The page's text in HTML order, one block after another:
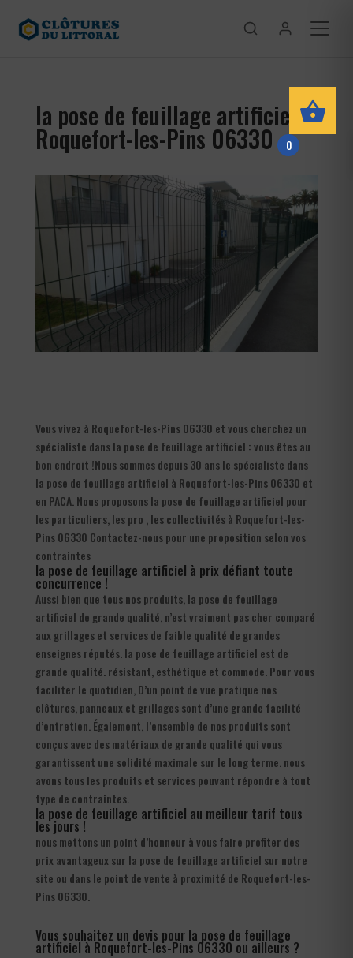
la pose de feuillage artificiel
Roquefort-les-Pins 06330
Vous vivez à Roquefort-les-Pins 06330 et vous cherchez un
spécialiste dans la pose de feuillage artificiel : vous êtes au
bon endroit !Nous sommes depuis 30 ans le spécialiste dans
la pose de feuillage artificiel à Roquefort-les-Pins 06330 et
en PACA. Nous proposons la pose de feuillage artificiel pour
les particuliers, les pro , les collectivités à Roquefort-les-
Pins 06330 Contactez-nous pour une proposition selon vos
contraintes
la pose de feuillage artificiel à prix défiant toute
concurrence !
Aussi bien que tous nos produits, la pose de feuillage
artificiel de grande qualité, n’est vraiment pas cher comparé
aux grillages et services de faible qualité de grandes
enseignes réputés. la pose de feuillage artificiel est de
grande qualité. résistant, esthétique et commode. Pour vous
faciliter le quotidien, D’un point de vue pratique nos
clôtures, panneaux et grillages sont d’une grande facilité
d’entretien. Également, l’ensemble de nos produits sont
conçus avec des matériaux de grande qualité qui vous
garantissent une solidité maximale sur le long terme. nous
avons tous les produits et services pouvant répondre à tout
type de contraintes.
la pose de feuillage artificiel au meilleur tarif tous
les jours !
nous mettons un point d’honneur à vous faire profiter des
prix avantageux sur la pose de feuillage artificiel sur notre
site ou dans le point de vente à proximité de Roquefort-les-
Pins 06330.
Vous souhaitez un devis pour la pose de feuillage
artificiel à Roquefort-les-Pins 06330 ou ailleurs ?
0